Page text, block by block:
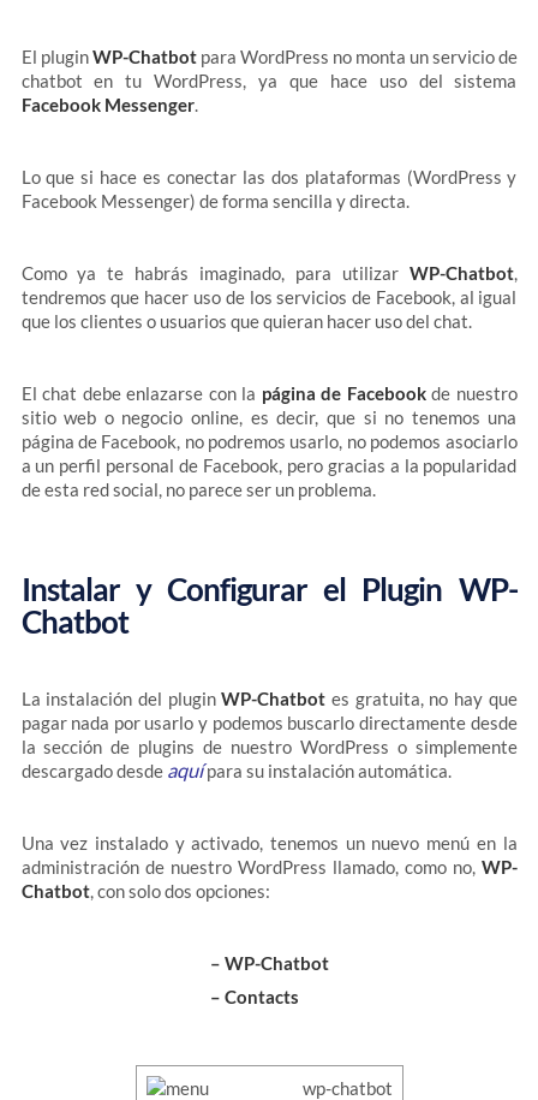
El pluginWP-Chatbotpara WordPress no monta un servicio de
chatbot en tu WordPress, ya que hace uso del sistema
Facebook Messenger.
Lo que si hace es conectar las dos plataformas (WordPress y
Facebook Messenger) de forma sencilla y directa.
Como ya te habrás imaginado, para utilizar WP-Chatbot,
tendremos que hacer uso de los servicios de Facebook, al igual
que los clientes o usuarios que quieran hacer uso del chat.
El chat debe enlazarse con la página de Facebookde nuestro
sitio web o negocio online, es decir, que si no tenemos una
página de Facebook, no podremos usarlo, no podemos asociarlo
a un perfil personal de Facebook, pero gracias a la popularidad
de esta red social, no parece ser un problema.
Instalar y Configurar el Plugin WP-
Chatbot
La instalación del pluginWP-Chatbot es gratuita, no hay que
pagar nada por usarlo y podemos buscarlo directamente desde
la sección de plugins de nuestro WordPress o simplemente
descargado desde aquípara su instalación automática.
Una vez instalado y activado, tenemos un nuevo menú en la
administración de nuestro WordPress llamado, como no, WP-
Chatbot, con solo dos opciones:
– WP-Chatbot
– Contacts